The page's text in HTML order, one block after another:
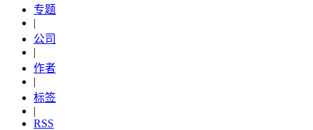
专题
|
公司
|
作者
|
标签
|
RSS